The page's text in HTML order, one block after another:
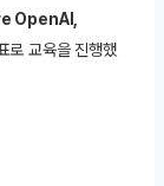
OpenAI,
로 교육을 진행했